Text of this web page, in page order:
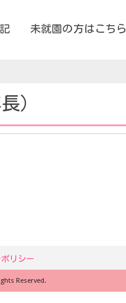
未就園の方はこちら
）
リシー
Reserved.